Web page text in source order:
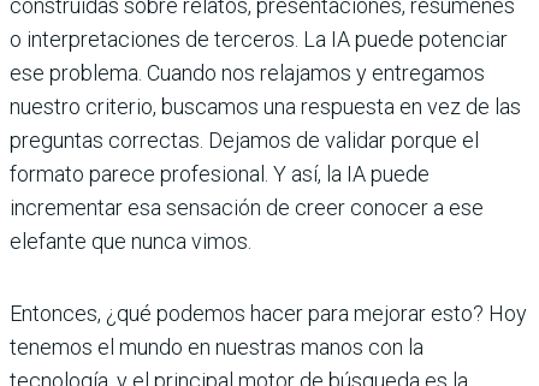
o interpretaciones de terceros. La IA puede potenciar
ese problema. Cuando nos relajamos y entregamos
nuestro criterio, buscamos una respuesta en vez de las
preguntas correctas. Dejamos de validar porque el
formato parece profesional. Y así, la IA puede
incrementar esa sensación de creer conocer a ese
elefante que nunca vimos.
Entonces, ¿qué podemos hacer para mejorar esto? Hoy
tenemos el mundo en nuestras manos con la
tecnología, y el principal motor de búsqueda es la